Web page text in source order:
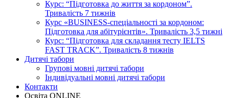
Курс: “Підготовка до життя за кордоном”.
Тривалість 7 тижнів
Курс «BUSINESS-спеціальності за кордоном:
Підготовка для абітурієнтів». Тривалість 3,5 тижні
Курс: “Підготовка для складання тесту IELTS
FAST TRACK”. Тривалість 8 тижнів
Дитячі табори
Групові мовні дитячі табори
Індивідуальні мовні дитячі табори
Контакти
Освіта ONLINE